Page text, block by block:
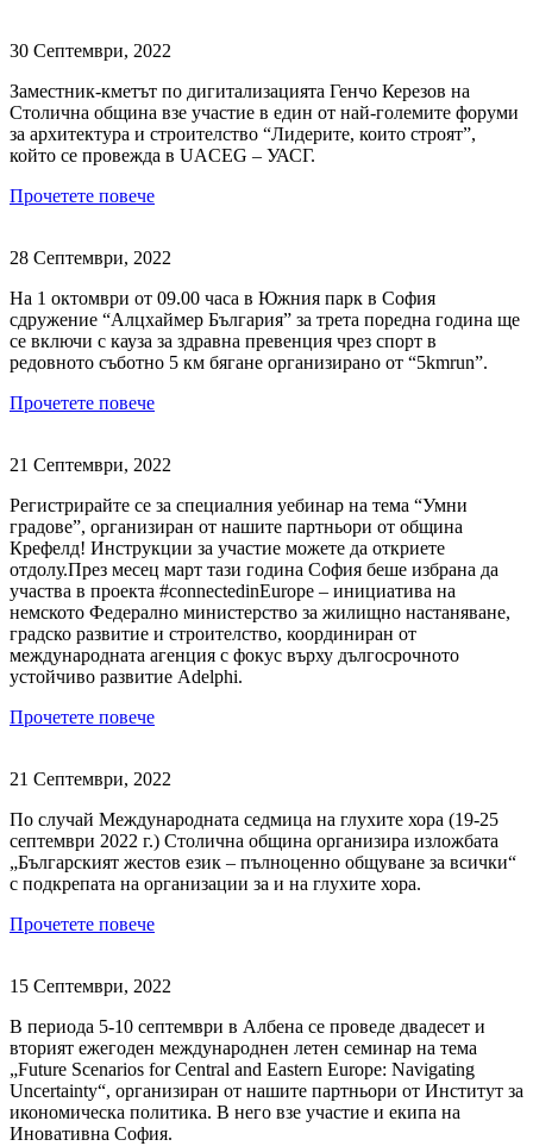
30 Септември, 2022
Заместник-кметът по дигитализацията Генчо Керезов на
Столична община взе участие в един от най-големите форуми
за архитектура и строителство “Лидерите, които строят”,
който се провежда в UACEG – УАСГ.
Прочетете повече
28 Септември, 2022
На 1 октомври от 09.00 часа в Южния парк в София
сдружение “Алцхаймер България” за трета поредна година ще
се включи с кауза за здравна превенция чрез спорт в
редовното съботно 5 км бягане организирано от “5kmrun”.
Прочетете повече
21 Септември, 2022
Регистрирайте се за специалния уебинар на тема “Умни
градове”, организиран от нашите партньори от община
Крефелд! Инструкции за участие можете да откриете
отдолу.През месец март тази година София беше избрана да
участва в проекта #connectedinEurope – инициатива на
немското Федерално министерство за жилищно настаняване,
градско развитие и строителство, координиран от
международната агенция с фокус върху дългосрочното
устойчиво развитие Adelphi.
Прочетете повече
21 Септември, 2022
По случай Международната седмица на глухите хора (19-25
септември 2022 г.) Столична община организира изложбата
„Българският жестов език – пълноценно общуване за всички“
с подкрепата на организации за и на глухите хора.
Прочетете повече
15 Септември, 2022
В периода 5-10 септември в Албена се проведе двадесет и
вторият ежегоден международнен летен семинар на тема
„Future Scenarios for Central and Eastern Europe: Navigating
Uncertainty“, организиран от нашите партньори от Институт за
икономическа политика. В него взе участие и екипа на
Иновативна София.